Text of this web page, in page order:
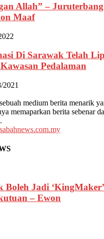
Allah” – Juruterbang
Maaf
Di Sarawak Telah
Pedalaman
2021
medium berita menarik
memaparkan berita sebenar
Boleh Jadi
– Ewon